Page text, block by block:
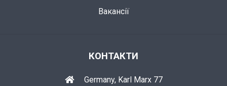
Вакансії
КОНТАКТИ
Germany, Karl Marx 77